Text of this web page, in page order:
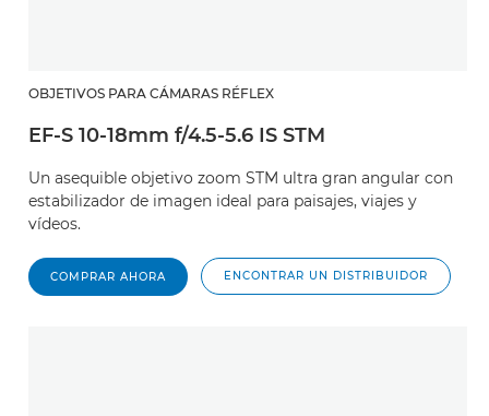
OBJETIVOS PARA CÁMARAS RÉFLEX
EF-S 10-18mm f/4.5-5.6 IS STM
Un asequible objetivo zoom STM ultra gran angular con
estabilizador de imagen ideal para paisajes, viajes y
vídeos.
COMPRAR AHORA ENCONTRAR UN DISTRIBUIDOR